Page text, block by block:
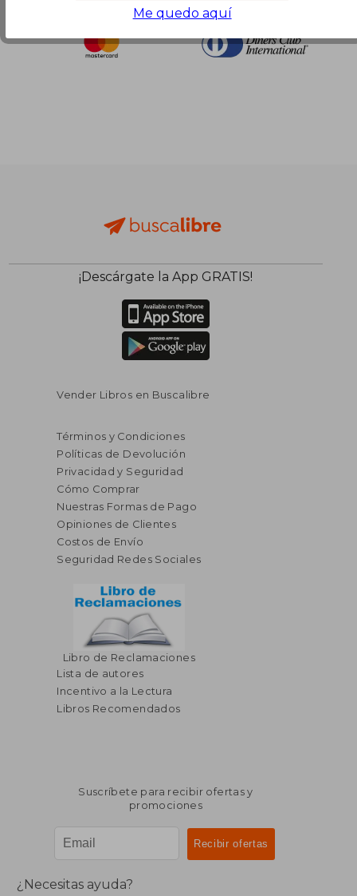
¡Descárgate la App GRATIS!
Vender Libros en Buscalibre
Términos y Condiciones
Políticas de Devolución
Privacidad y Seguridad
Cómo Comprar
Nuestras Formas de Pago
Opiniones de Clientes
Costos de Envío
Seguridad Redes Sociales
Libro de Reclamaciones
Lista de autores
Incentivo a la Lectura
Libros Recomendados
Suscríbete para recibir ofertas y
promociones
¿Necesitas ayuda?
Me quedo aquí